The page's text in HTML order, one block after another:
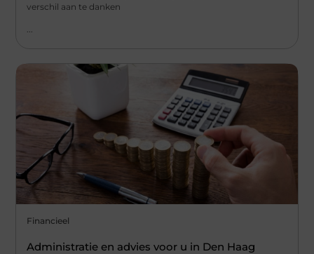
verschil aan te danken
Financieel
Administratie en advies voor u in Den Haag